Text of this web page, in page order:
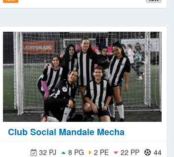
Club Social Mandale Mecha
44
22 PP
2 PE
8 PG
32 PJ